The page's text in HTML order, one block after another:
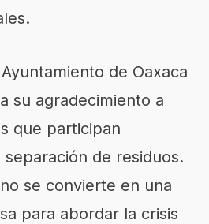
de Oaxaca
su agradecimiento a
que participan
de residuos.
se convierte en una
para abordar la crisis